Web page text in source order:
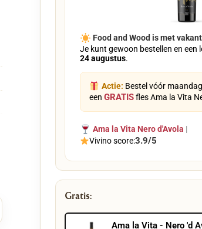
Food and Wood is met
Je kunt gewoon bestellen en een
24 augustus.
Actie: Bestel vóór
een GRATISfles Ama la Vita
Ama la Vita Nero d'Avola |
Vivino score:3.9/5
Gratis:
Ama la Vita - Nero 'd